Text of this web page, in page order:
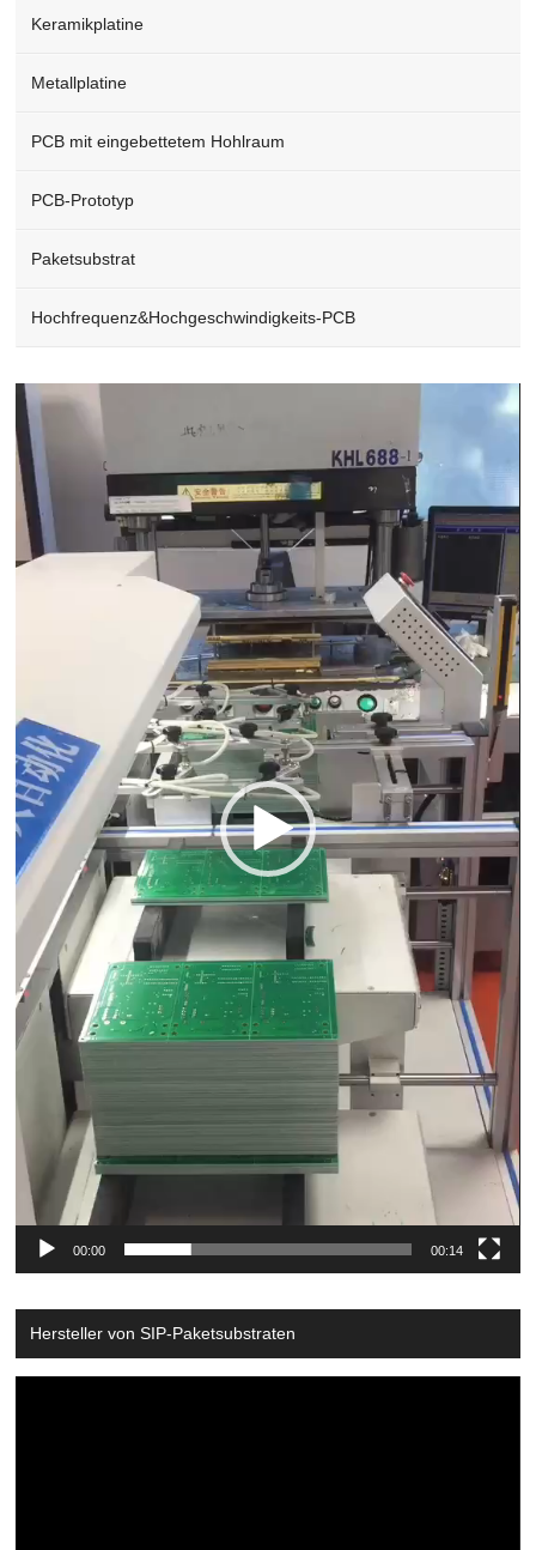
Keramikplatine
Metallplatine
PCB mit eingebettetem Hohlraum
PCB-Prototyp
Paketsubstrat
Hochfrequenz&Hochgeschwindigkeits-PCB
Video
Player
00:00 00:14
Hersteller von SIP-Paketsubstraten